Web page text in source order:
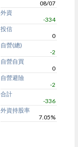
08/07
外資
-334
投信
0
自營(總)
-2
自營自買
0
自營避險
-2
合計
-336
外資持股率
7.05%